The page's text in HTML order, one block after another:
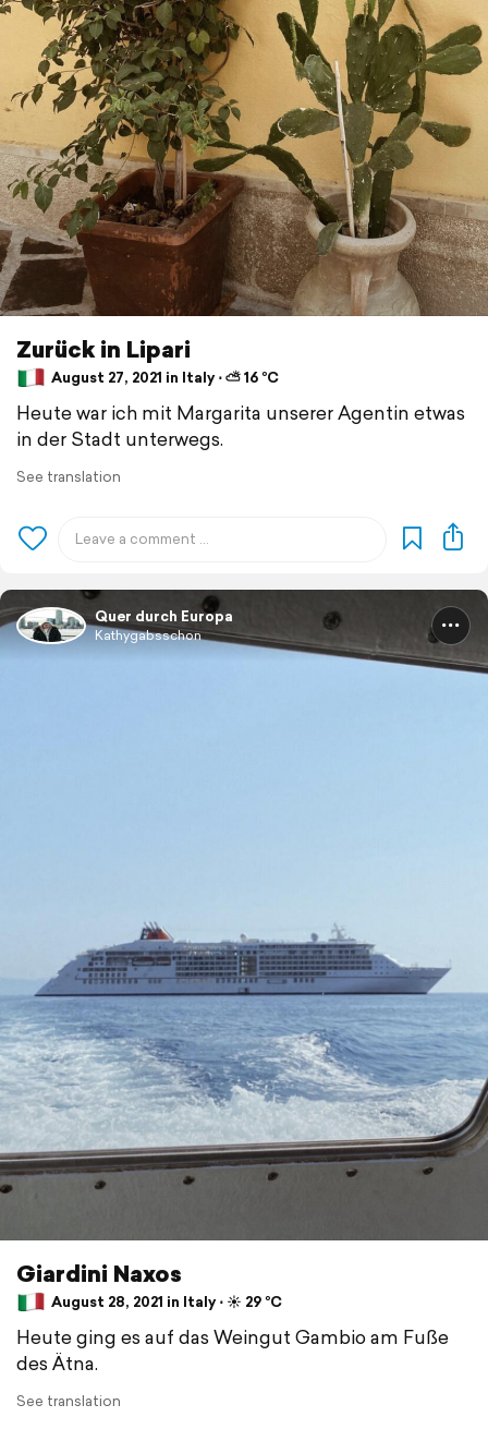
Zurück in Lipari
August 27, 2021 in Italy ⋅ ⛅ 16 °C
Heute war ich mit Margarita unserer Agentin etwas
in der Stadt unterwegs.
See translation
Quer durch Europa
Kathygabsschon
Giardini Naxos
August 28, 2021 in Italy ⋅ ☀️ 29 °C
Heute ging es auf das Weingut Gambio am Fuße
des Ätna.
See translation